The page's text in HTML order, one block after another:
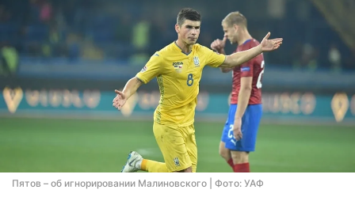
Пятов – об игнорировании Малиновского | Фото: УАФ